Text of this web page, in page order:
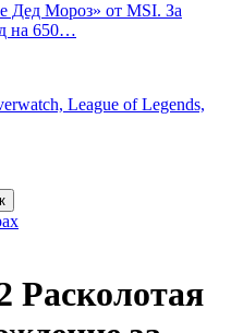
Дед Мороз» от MSI. За
на 650…
League of Legends,
Расколотая